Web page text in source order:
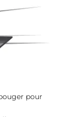
pour